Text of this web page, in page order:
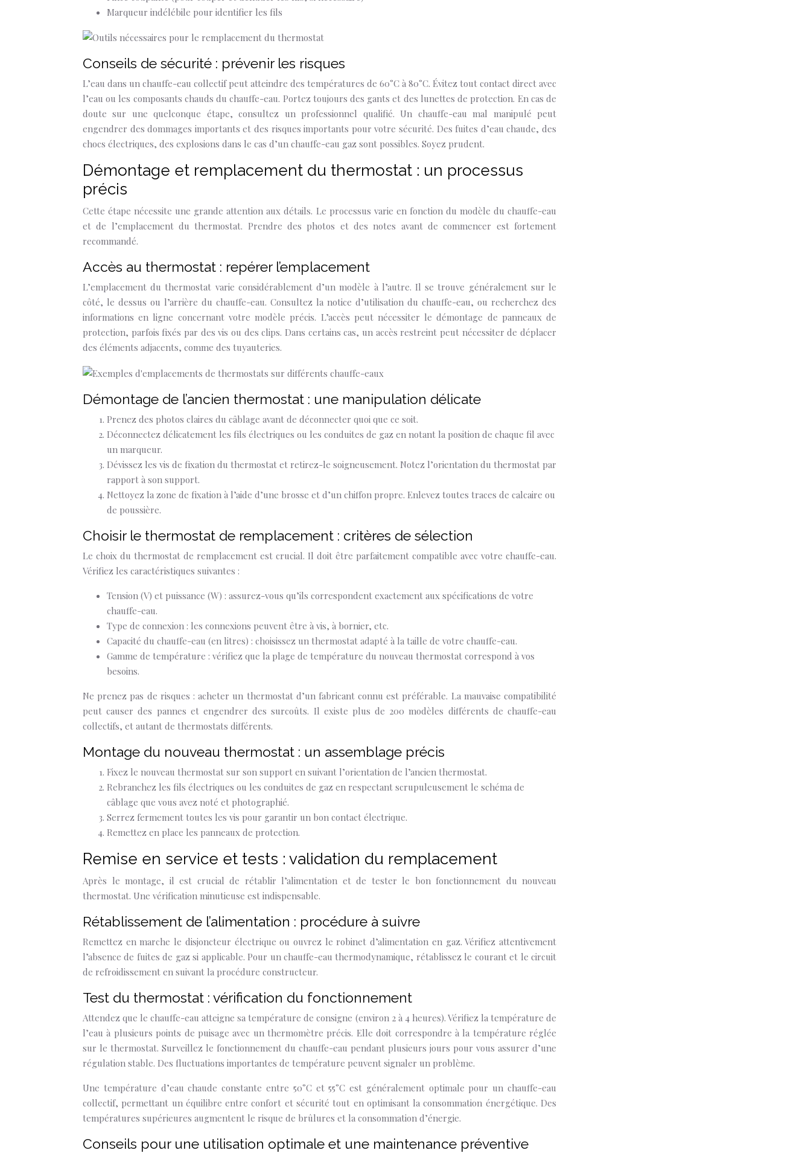
Marqueur indélébile pour identifier les fils
Conseils de sécurité : prévenir les risques
L’eau dans un chauffe-eau collectif peut atteindre des températures de 60°C à 80°C. Évitez tout contact direct avec
l’eau ou les composants chauds du chauffe-eau. Portez toujours des gants et des lunettes de protection. En cas de
doute sur une quelconque étape, consultez un professionnel qualifié. Un chauffe-eau mal manipulé peut
engendrer des dommages importants et des risques importants pour votre sécurité. Des fuites d’eau chaude, des
chocs électriques, des explosions dans le cas d’un chauffe-eau gaz sont possibles. Soyez prudent.
Démontage et remplacement du thermostat : un processus
précis
Cette étape nécessite une grande attention aux détails. Le processus varie en fonction du modèle du chauffe-eau
et de l’emplacement du thermostat. Prendre des photos et des notes avant de commencer est fortement
recommandé.
Accès au thermostat : repérer l’emplacement
L’emplacement du thermostat varie considérablement d’un modèle à l’autre. Il se trouve généralement sur le
côté, le dessus ou l’arrière du chauffe-eau. Consultez la notice d’utilisation du chauffe-eau, ou recherchez des
informations en ligne concernant votre modèle précis. L’accès peut nécessiter le démontage de panneaux de
protection, parfois fixés par des vis ou des clips. Dans certains cas, un accès restreint peut nécessiter de déplacer
des éléments adjacents, comme des tuyauteries.
Démontage de l’ancien thermostat : une manipulation délicate
Prenez des photos claires du câblage avant de déconnecter quoi que ce soit.
Déconnectez délicatement les fils électriques ou les conduites de gaz en notant la position de chaque fil avec
un marqueur.
Dévissez les vis de fixation du thermostat et retirez-le soigneusement. Notez l’orientation du thermostat par
rapport à son support.
Nettoyez la zone de fixation à l’aide d’une brosse et d’un chiffon propre. Enlevez toutes traces de calcaire ou
de poussière.
Choisir le thermostat de remplacement : critères de sélection
Le choix du thermostat de remplacement est crucial. Il doit être parfaitement compatible avec votre chauffe-eau.
Vérifiez les caractéristiques suivantes :
Tension (V) et puissance (W) : assurez-vous qu’ils correspondent exactement aux spécifications de votre
chauffe-eau.
Type de connexion : les connexions peuvent être à vis, à bornier, etc.
Capacité du chauffe-eau (en litres) : choisissez un thermostat adapté à la taille de votre chauffe-eau.
Gamme de température : vérifiez que la plage de température du nouveau thermostat correspond à vos
besoins.
Ne prenez pas de risques : acheter un thermostat d’un fabricant connu est préférable. La mauvaise compatibilité
peut causer des pannes et engendrer des surcoûts. Il existe plus de 200 modèles différents de chauffe-eau
collectifs, et autant de thermostats différents.
Montage du nouveau thermostat : un assemblage précis
Fixez le nouveau thermostat sur son support en suivant l’orientation de l’ancien thermostat.
Rebranchez les fils électriques ou les conduites de gaz en respectant scrupuleusement le schéma de
câblage que vous avez noté et photographié.
Serrez fermement toutes les vis pour garantir un bon contact électrique.
Remettez en place les panneaux de protection.
Remise en service et tests : validation du remplacement
Après le montage, il est crucial de rétablir l’alimentation et de tester le bon fonctionnement du nouveau
thermostat. Une vérification minutieuse est indispensable.
Rétablissement de l’alimentation : procédure à suivre
Remettez en marche le disjoncteur électrique ou ouvrez le robinet d’alimentation en gaz. Vérifiez attentivement
l’absence de fuites de gaz si applicable. Pour un chauffe-eau thermodynamique, rétablissez le courant et le circuit
de refroidissement en suivant la procédure constructeur.
Test du thermostat : vérification du fonctionnement
Attendez que le chauffe-eau atteigne sa température de consigne (environ 2 à 4 heures). Vérifiez la température de
l’eau à plusieurs points de puisage avec un thermomètre précis. Elle doit correspondre à la température réglée
sur le thermostat. Surveillez le fonctionnement du chauffe-eau pendant plusieurs jours pour vous assurer d’une
régulation stable. Des fluctuations importantes de température peuvent signaler un problème.
Une température d’eau chaude constante entre 50°C et 55°C est généralement optimale pour un chauffe-eau
collectif, permettant un équilibre entre confort et sécurité tout en optimisant la consommation énergétique. Des
températures supérieures augmentent le risque de brûlures et la consommation d’énergie.
Conseils pour une utilisation optimale et une maintenance préventive